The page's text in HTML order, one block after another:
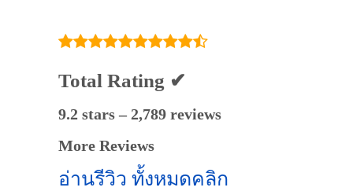
Total Rating ✔
9.2 stars – 2,789 reviews
More Reviews
อ่านรีวิว ทั้งหมดคลิก